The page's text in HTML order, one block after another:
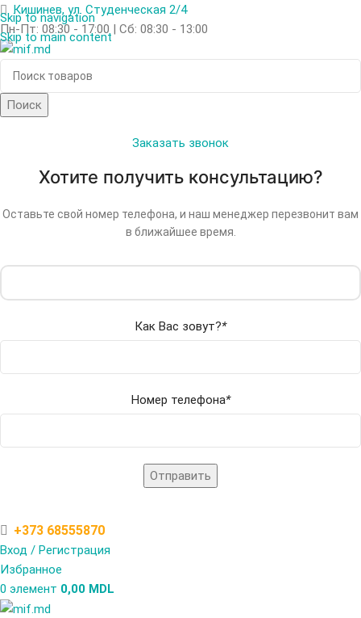
Skip to navigation
Skip to main content
Кишинев, ул. Студенческая 2/4
Пн-Пт: 08:30 - 17:00 | Сб: 08:30 - 13:00
Поиск
Заказать звонок
Хотите получить консультацию?
Оставьте свой номер телефона, и наш менеджер перезвонит вам
в ближайшее время.
Как Вас зовут?*
Номер телефона*
+373 68555870
Вход / Регистрация
Избранное
0 элемент 0,00 MDL